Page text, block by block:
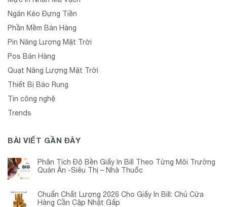
Ngăn Kéo Đựng Tiền
Phần Mềm Bán Hàng
Pin Năng Lượng Mặt Trời
Pos Bán Hàng
Quạt Năng Lượng Mặt Trời
Thiết Bị Báo Rung
Tin công nghệ
Trends
BÀI VIẾT GẦN ĐÂY
Phân Tích Độ Bền Giấy In Bill Theo Từng Môi Trường
Quán Ăn -Siêu Thị – Nhà Thuốc
Chuẩn Chất Lượng 2026 Cho Giấy In Bill: Chủ Cửa
Hàng Cần Cập Nhật Gấp